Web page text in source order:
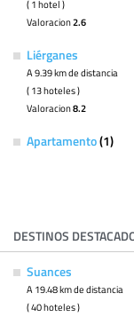
( 1 hotel )
Valoracion2.6
Liérganes
A 9.39 km de distancia
( 13 hoteles )
Valoracion8.2
Apartamento(1)
DESTINOS
Suances
A 19.48 km de distancia
( 40 hoteles )